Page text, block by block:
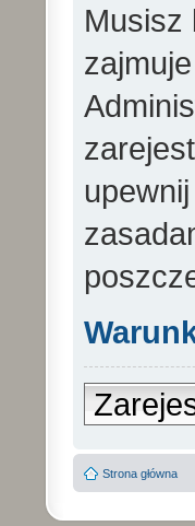
Musisz
Strona główna